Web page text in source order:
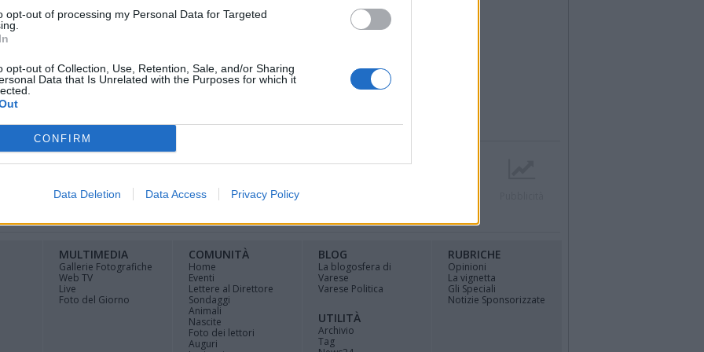
opt-out of processing my Personal Data for Targeted
opt-out of Collection, Use, Retention, Sale, and/or Sharing
Data that Is Unrelated with the Purposes for which it
CONFIRM
Data Deletion Data Access Privacy Policy
sul traguardo di Angera: l’Italia passa al
delle Nazioni.
Redazione
Invia
Feed RSS Facebook
MULTIMEDIA
Gallerie Fotografiche
Web TV
Live
Foto del Giorno
COMUNITÀ
Home
Eventi
Lettere al Direttore
Sondaggi
Animali
Nascite
Foto dei lettori
Auguri
BLOG
La blogosfera di
Varese
Varese Politica
UTILITÀ
Archivio
Tag
RUBRICHE
Opinioni
La vignetta
Gli Speciali
Notizie Sponsorizzate